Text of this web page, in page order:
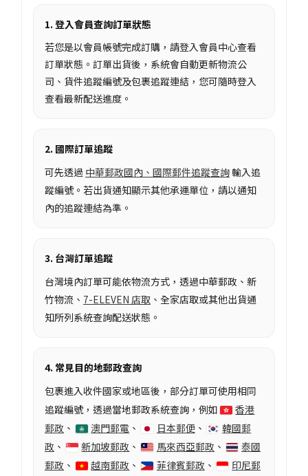
1. 登入會員查詢訂單狀態
若您是以會員帳號完成訂購，請登入會員中心查看
訂單狀態。訂單出貨後，系統會自動更新物流公
司、貨件追蹤編號及包裹追蹤連結，您可隨時登入
查看最新配送進度。
2. 國際訂單追蹤
可先透過 中華郵政國內、國際郵件追蹤查詢輸入追
蹤編號。若出貨通知顯示其他承運單位，請以通知
內的追蹤連結為準。
3. 台灣訂單追蹤
台灣境內訂單可能依物流方式，透過中華郵政、新
竹物流、 7-ELEVEN 店取 、全家店取或其他出貨通
知所列系統查詢配送狀態。
4. 常見目的地郵政查詢
包裹進入收件國家或地區後，部分訂單可使用相同
追蹤編號，透過當地郵政系統查詢，例如
香港
郵政 、 澳門郵電 、 日本郵便 、
韓國郵
政 、 新加坡郵政 、 馬來西亞郵政、
泰國
郵政 、 越南郵政 、 菲律賓郵政、
印尼郵